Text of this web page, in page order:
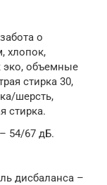
о
хлопок,
эко, объемные
стирка 30,
шерсть,
стирка.
54/67 дБ.
дисбаланса –